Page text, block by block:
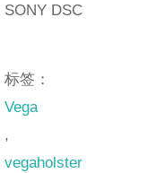
SONY DSC
标签：
Vega
,
vegaholster